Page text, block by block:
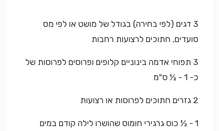
3 דגים (לפי בחירה) בגודל של מושט או לפי מס
סועדים, חתוכים לרצועות רחבות
3 תפוחי אדמה בינוניים קלופים ופרוסים לפרוסות של
כ- 1 - ½ ס"מ
2 גזרים חתוכים לפרוסות או רצועות
1 - ½ כוס גרגירי חומוס שהושרו לילה קודם במים